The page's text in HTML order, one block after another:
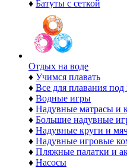
♦ Батуты с сеткой
Отдых на воде
♦ Учимся плавать
♦ Все для плавания под
♦ Водные игры
♦ Надувные матрасы и
♦ Большие надувные
♦ Надувные круги и
♦ Надувные игровые
♦ Пляжные палатки и
♦ Насосы